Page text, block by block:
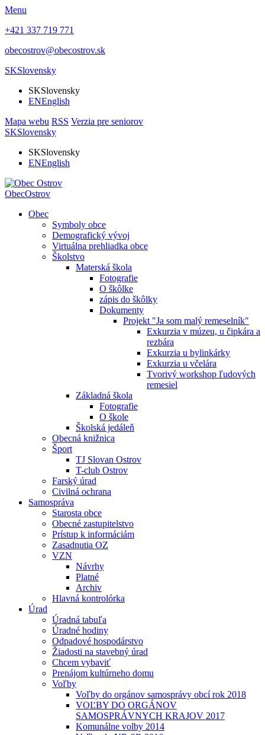
Menu
+421 337 719 771
obecostrov@obecostrov.sk
SKSlovensky
SKSlovensky
ENEnglish
Mapa webu RSS Verzia pre seniorov
SKSlovensky
SKSlovensky
ENEnglish
ObecOstrov
Obec
Symboly obce
Demografický vývoj
Virtuálna prehliadka obce
Školstvo
Materská škola
Fotografie
O škôlke
zápis do škôlky
Dokumenty
Projekt "Ja som malý remeselník"
Exkurzia v múzeu, u čipkára a
rezbára
Exkurzia u bylinkárky
Exkurzia u včelára
Tvorivý workshop ľudových
remesiel
Základná škola
Fotografie
O škole
Školská jedáleň
Obecná knižnica
Šport
TJ Slovan Ostrov
T-club Ostrov
Farský úrad
Civilná ochrana
Samospráva
Starosta obce
Obecné zastupitelstvo
Prístup k informáciám
Zasadnutia OZ
VZN
Návrhy
Platné
Archiv
Hlavná kontrolórka
Úrad
Úradná tabuľa
Úradné hodiny
Odpadové hospodárstvo
Žiadosti na stavebný úrad
Chcem vybaviť
Prenájom kultúrneho domu
Voľby
Voľby do orgánov samosprávy obcí rok 2018
VOĽBY DO ORGÁNOV
SAMOSPRÁVNYCH KRAJOV 2017
Komunálne volby 2014